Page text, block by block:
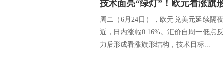
周二（6月24日），欧元兑美元延续隔
近，日内涨幅0.16%。汇价自周一低点
力后形成看涨旗形结构，技术目标...